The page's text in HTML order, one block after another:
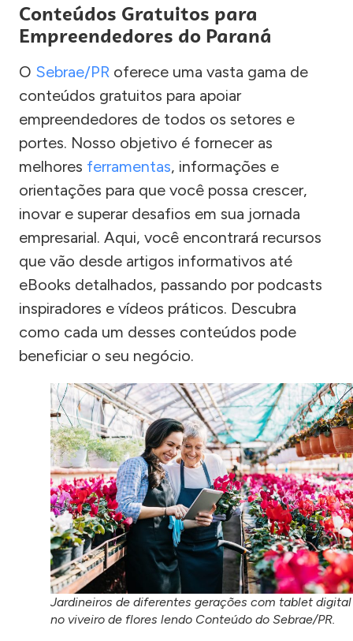
Conteúdos Gratuitos para
Empreendedores do Paraná
O Sebrae/PR oferece uma vasta gama de
conteúdos gratuitos para apoiar
empreendedores de todos os setores e
portes. Nosso objetivo é fornecer as
melhores ferramentas, informações e
orientações para que você possa crescer,
inovar e superar desafios em sua jornada
empresarial. Aqui, você encontrará recursos
que vão desde artigos informativos até
eBooks detalhados, passando por podcasts
inspiradores e vídeos práticos. Descubra
como cada um desses conteúdos pode
beneficiar o seu negócio.
Jardineiros de diferentes gerações com tablet digital
no viveiro de flores lendo Conteúdo do Sebrae/PR.